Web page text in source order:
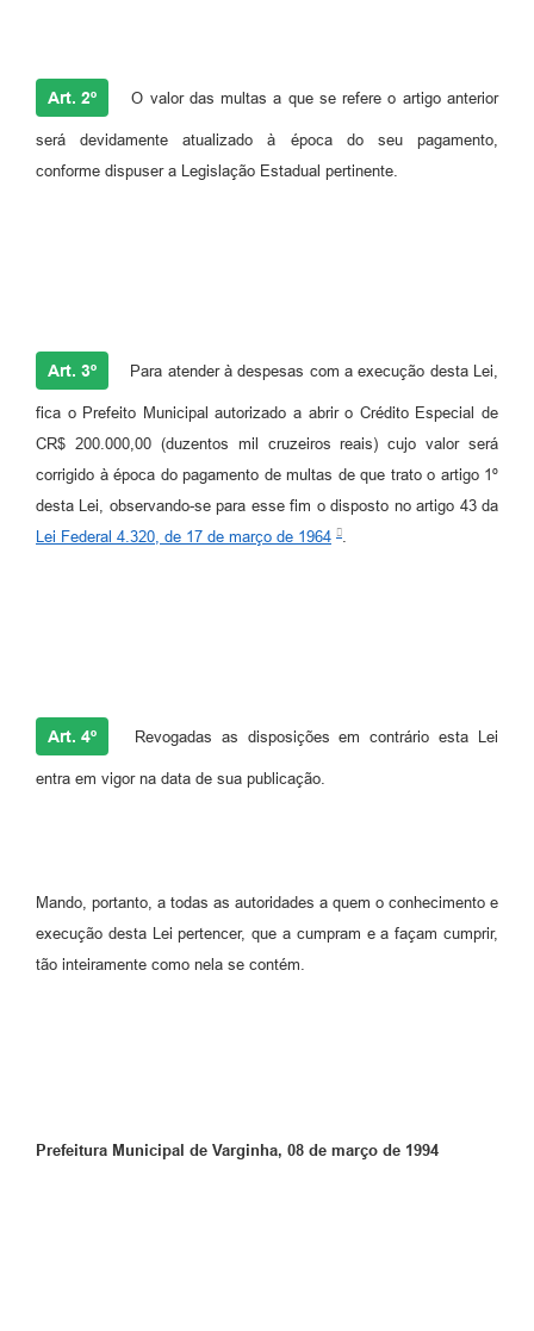
Art. 2º O valor das multas a que se refere o artigo anterior
será devidamente atualizado à época do seu pagamento,
conforme dispuser a Legislação Estadual pertinente.
Art. 3º Para atender à despesas com a execução desta Lei,
fica o Prefeito Municipal autorizado a abrir o Crédito Especial de
CR$ 200.000,00 (duzentos mil cruzeiros reais) cujo valor será
corrigido à época do pagamento de multas de que trato o artigo 1º
desta Lei, observando-se para esse fim o disposto no artigo 43 da
Lei Federal 4.320, de 17 de março de 1964
Art. 4º Revogadas as disposições em contrário esta Lei
entra em vigor na data de sua publicação.
Mando, portanto, a todas as autoridades a quem o conhecimento e
execução desta Lei pertencer, que a cumpram e a façam cumprir,
tão inteiramente como nela se contém.
Prefeitura Municipal de Varginha, 08 de março de 1994